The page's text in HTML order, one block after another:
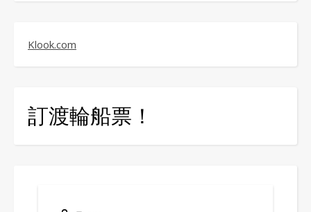
Klook.com
訂渡輪船票！